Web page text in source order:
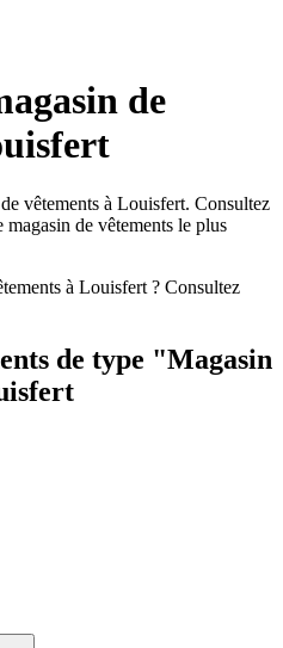
de
vêtements à Louisfert. Consultez
de vêtements le plus
à Louisfert ? Consultez
de type "Magasin